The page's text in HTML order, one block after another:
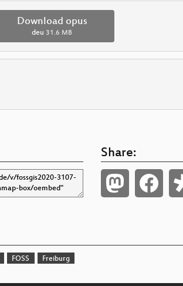
Download opus
deu 31.6 MB
Share:
FOSS Freiburg